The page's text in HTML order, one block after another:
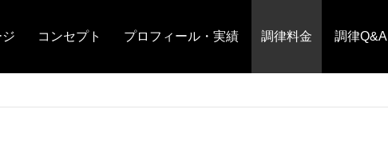
ジ コンセプト プロフィール・実績 調律料金 調律Q&A